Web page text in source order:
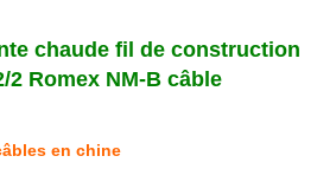
chaude fil de construction
2 Romex NM-B câble
en chine